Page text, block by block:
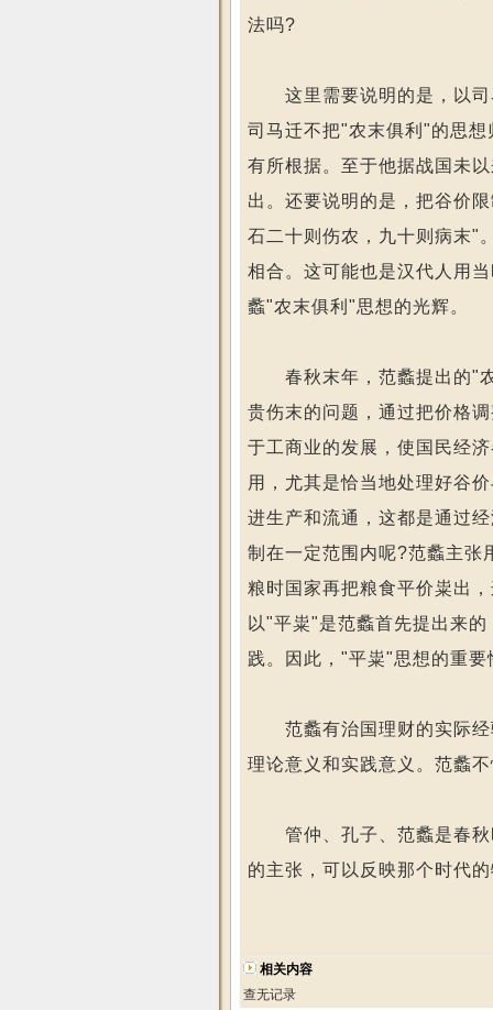
法吗?
这里需要说明的是，以司
司马迁不把"农末俱利"的思
有所根据。至于他据战国未
出。还要说明的是，把谷价
石二十则伤农，九十则病末"
相合。这可能也是汉代人用
蠡"农末俱利"思想的光辉。
春秋末年，范蠡提出的"农
贵伤末的问题，通过把价格
于工商业的发展，使国民经
用，尤其是恰当地处理好谷
进生产和流通，这都是通过
制在一定范围内呢?范蠡主张
粮时国家再把粮食平价粜出
以"平粜"是范蠡首先提出来
践。因此，"平粜"思想的重
范蠡有治国理财的实际经
理论意义和实践意义。范蠡
管仲、孔子、范蠡是春秋
的主张，可以反映那个时代
相关内容
查无记录